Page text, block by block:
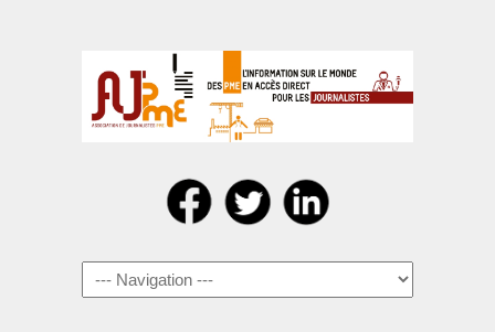
Navigation